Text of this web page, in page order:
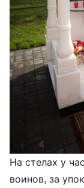
На стелах у
воинов, за